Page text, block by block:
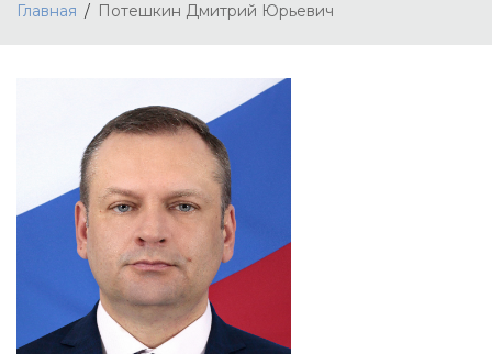
Главная Потешкин Дмитрий Юрьевич